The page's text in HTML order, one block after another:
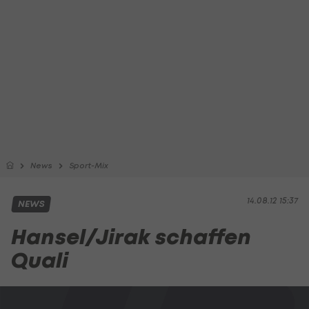
News Sport-Mix
14.08.12 15:37
NEWS
Hansel/Jirak schaffen
Quali